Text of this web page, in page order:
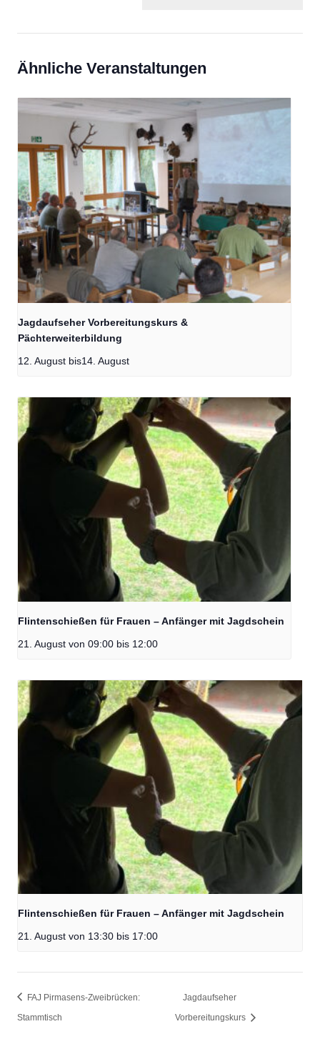
Ähnliche Veranstaltungen
Jagdaufseher Vorbereitungskurs &
Pächterweiterbildung
12. August bis14. August
Flintenschießen für Frauen – Anfänger mit Jagdschein
21. August von 09:00 bis 12:00
Flintenschießen für Frauen – Anfänger mit Jagdschein
21. August von 13:30 bis 17:00
FAJ Pirmasens-Zweibrücken:
Stammtisch
Jagdaufseher
Vorbereitungskurs